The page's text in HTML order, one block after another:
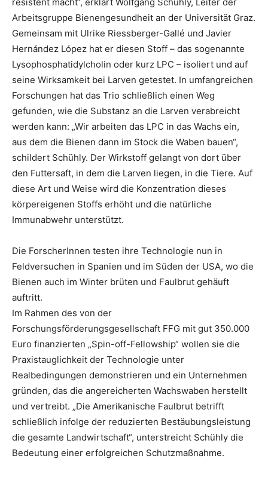
Arbeitsgruppe Bienengesundheit an der Universität Graz.
Gemeinsam mit Ulrike Riessberger-Gallé und Javier
Hernández López hat er diesen Stoff – das sogenannte
Lysophosphatidylcholin oder kurz LPC – isoliert und auf
seine Wirksamkeit bei Larven getestet. In umfangreichen
Forschungen hat das Trio schließlich einen Weg
gefunden, wie die Substanz an die Larven verabreicht
werden kann: „Wir arbeiten das LPC in das Wachs ein,
aus dem die Bienen dann im Stock die Waben bauen“,
schildert Schühly. Der Wirkstoff gelangt von dort über
den Futtersaft, in dem die Larven liegen, in die Tiere. Auf
diese Art und Weise wird die Konzentration dieses
körpereigenen Stoffs erhöht und die natürliche
Immunabwehr unterstützt.
Die ForscherInnen testen ihre Technologie nun in
Feldversuchen in Spanien und im Süden der USA, wo die
Bienen auch im Winter brüten und Faulbrut gehäuft
auftritt.
Im Rahmen des von der
Forschungsförderungsgesellschaft FFG mit gut 350.000
Euro finanzierten „Spin-off-Fellowship“ wollen sie die
Praxistauglichkeit der Technologie unter
Realbedingungen demonstrieren und ein Unternehmen
gründen, das die angereicherten Wachswaben herstellt
und vertreibt. „Die Amerikanische Faulbrut betrifft
schließlich infolge der reduzierten Bestäubungsleistung
die gesamte Landwirtschaft“, unterstreicht Schühly die
Bedeutung einer erfolgreichen Schutzmaßnahme.